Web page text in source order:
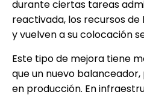
durante ciertas tareas
reactivada, los recursos de
y vuelven a su colocación
Este tipo de mejora tiene
que un nuevo
en producción. En